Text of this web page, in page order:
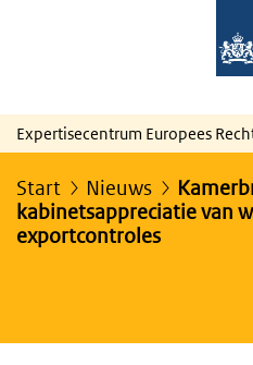
Expertisecentrum Europees
Start Nieuws
kabinetsappreciatie van
exportcontroles